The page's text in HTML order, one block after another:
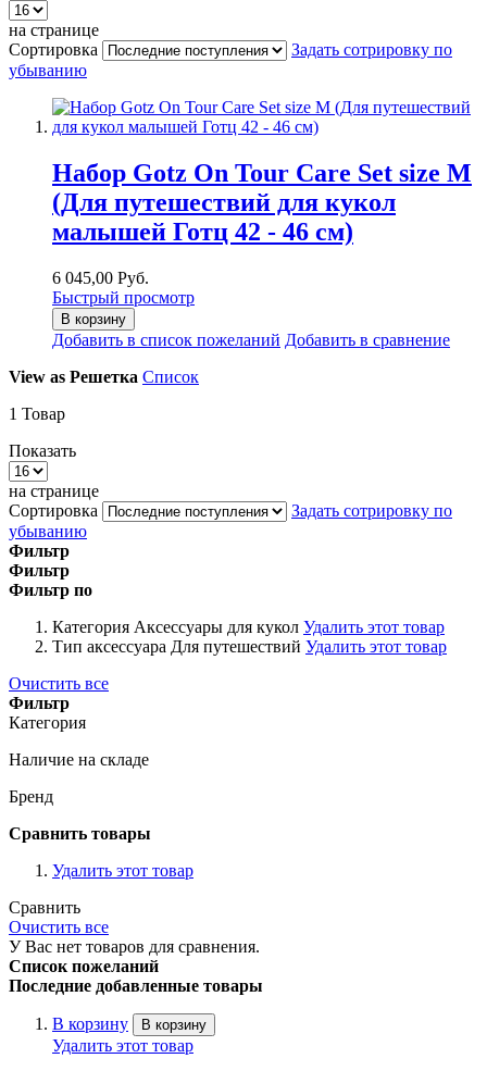
на странице
Сортировка
Задать сотрировку по
убыванию
Набор Gotz On Tour Care Set size M
(Для путешествий для кукол
малышей Готц 42 - 46 см)
6 045,00 Руб.
Быстрый просмотр
В корзину
Добавить в список пожеланий Добавить в сравнение
View as Решетка Список
1 Товар
Показать
на странице
Сортировка
Задать сотрировку по
убыванию
Фильтр
Фильтр
Фильтр по
Категория Аксессуары для кукол Удалить этот товар
Тип аксессуара Для путешествий Удалить этот товар
Очистить все
Фильтр
Категория
Наличие на складе
Бренд
Сравнить товары
Удалить этот товар
Сравнить
Очистить все
У Вас нет товаров для сравнения.
Список пожеланий
Последние добавленные товары
В корзину В корзину
Удалить этот товар